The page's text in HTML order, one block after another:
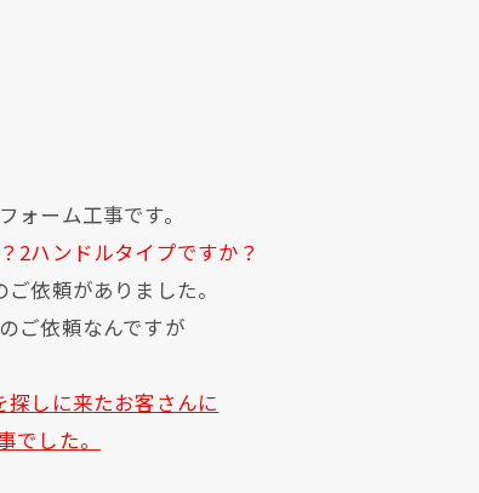
ォーム工事です。
2ハンドルタイプですか？
依頼がありました。
ご依頼なんですが
しに来たお客さんに
した。